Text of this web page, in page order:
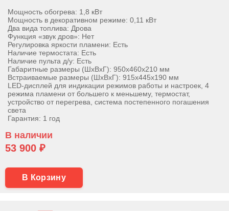
Мощность обогрева: 1,8 кВт
Мощность в декоративном режиме: 0,11 кВт
Два вида топлива: Дрова
Функция «звук дров»: Нет
Регулировка яркости пламени: Есть
Наличие термостата: Есть
Наличие пульта д/у: Есть
Габаритные размеры (ШхВхГ): 950х460х210 мм
Встраиваемые размеры (ШхВхГ): 915х445х190 мм
LED-дисплей для индикации режимов работы и настроек, 4
режима пламени от большего к меньшему, термостат,
устройство от перегрева, система постепенного погашения
света
Гарантия: 1 год
В наличии
53 900 ₽
В Корзину